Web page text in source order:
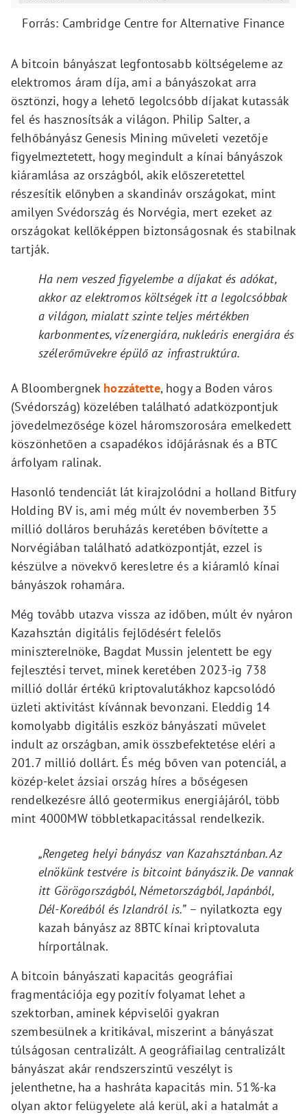
Forrás: Cambridge Centre for Alternative Finance
A bitcoin bányászat legfontosabb költségeleme az
elektromos áram díja, ami a bányászokat arra
ösztönzi, hogy a lehető legolcsóbb díjakat kutassák
fel és hasznosítsák a világon. Philip Salter, a
felhőbányász Genesis Mining műveleti vezetője
figyelmeztetett, hogy megindult a kínai bányászok
kiáramlása az országból, akik előszeretettel
részesítik előnyben a skandináv országokat, mint
amilyen Svédország és Norvégia, mert ezeket az
országokat kellőképpen biztonságosnak és stabilnak
tartják.
Ha nem veszed figyelembe a díjakat és adókat,
akkor az elektromos költségek itt a legolcsóbbak
a világon, mialatt szinte teljes mértékben
karbonmentes, vízenergiára, nukleáris energiára és
szélerőművekre épülő az infrastruktúra.
A Bloombergnek hozzátette, hogy a Boden város
(Svédország) közelében található adatközpontjuk
jövedelmezősége közel háromszorosára emelkedett
köszönhetően a csapadékos időjárásnak és a BTC
árfolyam ralinak.
Hasonló tendenciát lát kirajzolódni a holland Bitfury
Holding BV is, ami még múlt év novemberben 35
millió dolláros beruházás keretében bővítette a
Norvégiában található adatközpontját, ezzel is
készülve a növekvő keresletre és a kiáramló kínai
bányászok rohamára.
Még tovább utazva vissza az időben, múlt év nyáron
Kazahsztán digitális fejlődésért felelős
miniszterelnöke, Bagdat Mussin jelentett be egy
fejlesztési tervet, minek keretében 2023-ig 738
millió dollár értékű kriptovalutákhoz kapcsolódó
üzleti aktivitást kívánnak bevonzani. Eleddig 14
komolyabb digitális eszköz bányászati művelet
indult az országban, amik összbefektetése eléri a
201.7 millió dollárt. És még bőven van potenciál, a
közép-kelet ázsiai ország híres a bőségesen
rendelkezésre álló geotermikus energiájáról, több
mint 4000MW többletkapacitással rendelkezik.
„Rengeteg helyi bányász van Kazahsztánban. Az
elnökünk testvére is bitcoint bányászik. De vannak
itt Görögországból, Németországból, Japánból,
Dél-Koreából és Izlandról is.”– nyilatkozta egy
kazah bányász az 8BTC kínai kriptovaluta
hírportálnak.
A bitcoin bányászati kapacitás geográfiai
fragmentációja egy pozitív folyamat lehet a
szektorban, aminek képviselői gyakran
szembesülnek a kritikával, miszerint a bányászat
túlságosan centralizált. A geográfiailag centralizált
bányászat akár rendszerszintű veszélyt is
jelenthetne, ha a hashráta kapacitás min. 51%-ka
olyan aktor felügyelete alá kerül, aki a hatalmát a